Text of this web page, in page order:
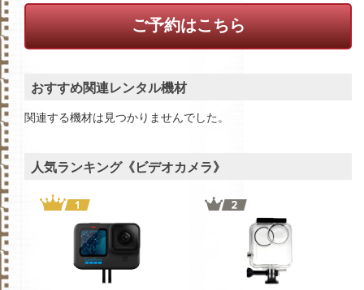
ご予約はこちら
おすすめ関連レンタル機材
関連する機材は見つかりませんでした。
人気ランキング《ビデオカメラ》